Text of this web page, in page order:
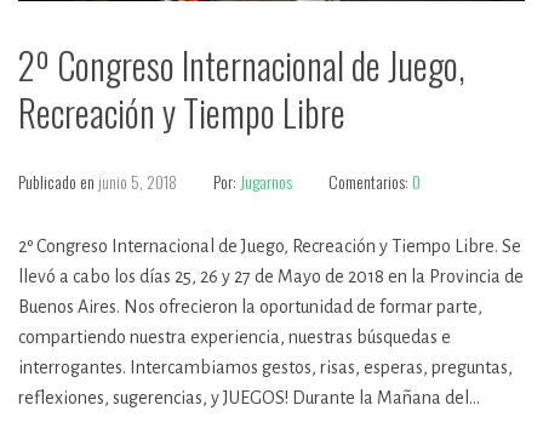
2º Congreso Internacional de Juego,
Recreación y Tiempo Libre
Publicado en junio 5, 2018 Por: Jugarnos Comentarios: 0
2º Congreso Internacional de Juego, Recreación y Tiempo Libre. Se
llevó a cabo los días 25, 26 y 27 de Mayo de 2018 en la Provincia de
Buenos Aires. Nos ofrecieron la oportunidad de formar parte,
compartiendo nuestra experiencia, nuestras búsquedas e
interrogantes. Intercambiamos gestos, risas, esperas, preguntas,
reflexiones, sugerencias, y JUEGOS! Durante la Mañana del…